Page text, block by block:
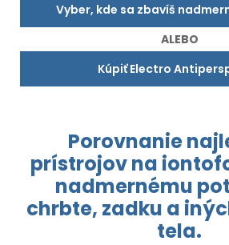
Vyber, kde sa zbavíš
ALEBO
Kúpiť Electro
Porovnanie
prístrojovna
nadmernému
chrbte, zadku a
tela.